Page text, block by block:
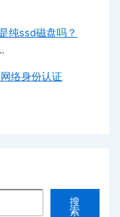
纯ssd磁盘吗？
络身份认证
搜
索